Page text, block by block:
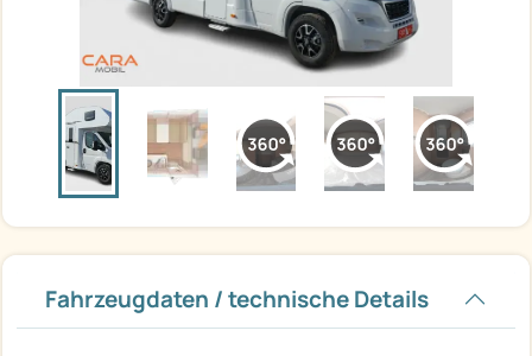
Fahrzeugdaten / technische Details